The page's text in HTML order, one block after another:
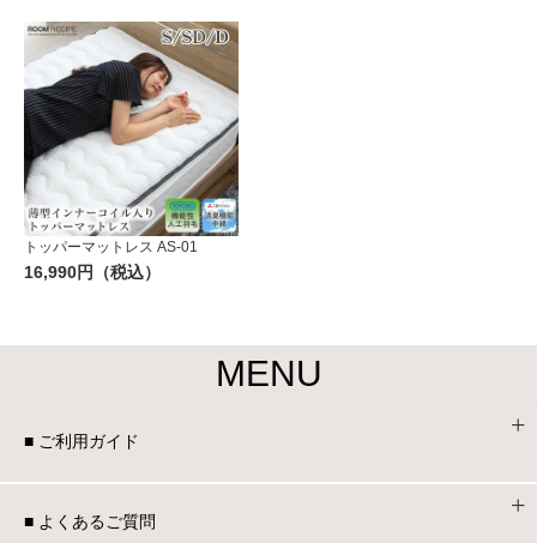
トッパーマットレス AS-01
16,990円（税込）
MENU
■ ご利用ガイド
■ よくあるご質問